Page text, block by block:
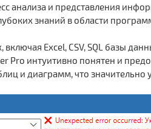
анализа и представления
знаний в области
Excel, CSV, SQL базы
интуитивно понятен и
и диаграмм, что